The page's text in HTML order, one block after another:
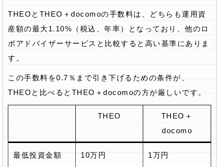
THEOとTHEO＋docomoの手数料は、どちらも運用資
産額の最大1.10%（税込、年率）となっており、他のロ
ボアドバイザーサービスと比較すると高い基準にありま
す。
この手数料を0.7％まで引き下げるための条件が、
THEOと比べるとTHEO＋docomoの方が厳しいです。
THEO
THEO＋
docomo
最低投資金額 10万円 1万円